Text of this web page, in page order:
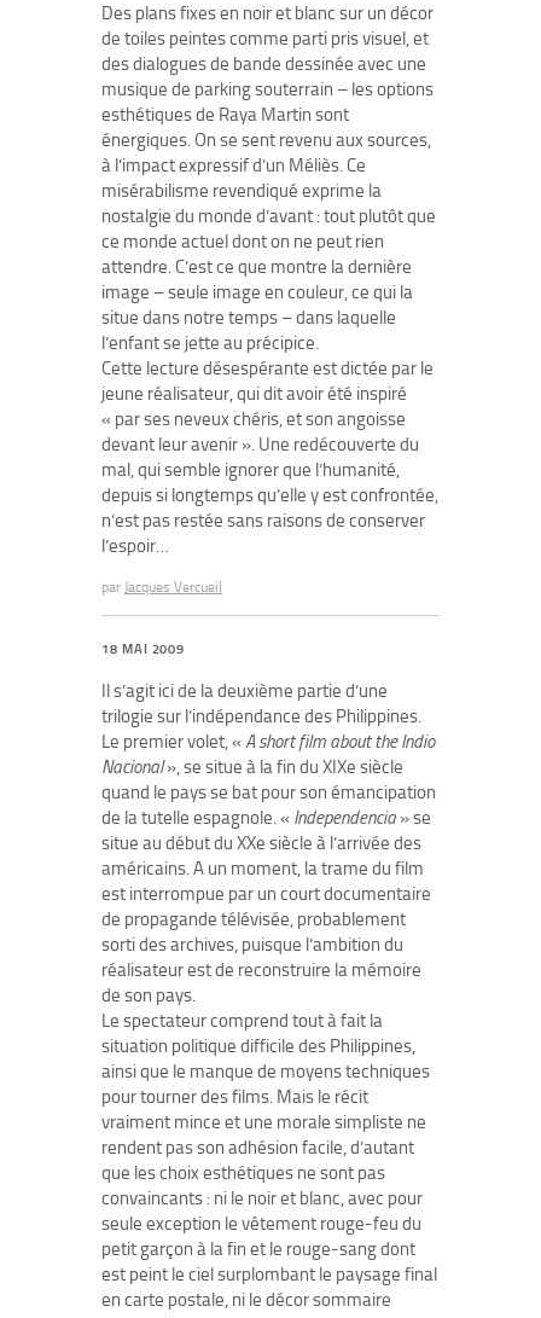
Des plans fixes en noir et blanc sur un décor
de toiles peintes comme parti pris visuel, et
des dialogues de bande dessinée avec une
musique de parking souterrain – les options
esthétiques de Raya Martin sont
énergiques. On se sent revenu aux sources,
à l’impact expressif d’un Méliès. Ce
misérabilisme revendiqué exprime la
nostalgie du monde d’avant : tout plutôt que
ce monde actuel dont on ne peut rien
attendre. C’est ce que montre la dernière
image – seule image en couleur, ce qui la
situe dans notre temps – dans laquelle
l’enfant se jette au précipice.
Cette lecture désespérante est dictée par le
jeune réalisateur, qui dit avoir été inspiré
« par ses neveux chéris, et son angoisse
devant leur avenir ». Une redécouverte du
mal, qui semble ignorer que l’humanité,
depuis si longtemps qu’elle y est confrontée,
n’est pas restée sans raisons de conserver
l’espoir…
par Jacques Vercueil
18 MAI 2009
Il s’agit ici de la deuxième partie d’une
trilogie sur l’indépendance des Philippines.
Le premier volet, « A short film about the Indio
Nacional», se situe à la fin du XIXe siècle
quand le pays se bat pour son émancipation
de la tutelle espagnole. « Independencia » se
situe au début du XXe siècle à l’arrivée des
américains. A un moment, la trame du film
est interrompue par un court documentaire
de propagande télévisée, probablement
sorti des archives, puisque l’ambition du
réalisateur est de reconstruire la mémoire
de son pays.
Le spectateur comprend tout à fait la
situation politique difficile des Philippines,
ainsi que le manque de moyens techniques
pour tourner des films. Mais le récit
vraiment mince et une morale simpliste ne
rendent pas son adhésion facile, d’autant
que les choix esthétiques ne sont pas
convaincants : ni le noir et blanc, avec pour
seule exception le vêtement rouge-feu du
petit garçon à la fin et le rouge-sang dont
est peint le ciel surplombant le paysage final
en carte postale, ni le décor sommaire